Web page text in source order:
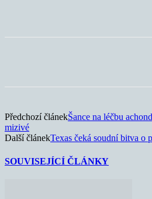
Předchozí článekŠance na léčbu
mizivé
Další článekTexas čeká soudní bitva o
SOUVISEJÍCÍ ČLÁNKY